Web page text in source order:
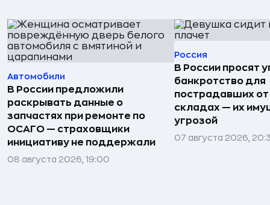
Автомобили
В России предложили
раскрывать данные о
запчастях при ремонте по
ОСАГО — страховщики
инициативу не поддержали
08 августа 2026, 19:00
Россия
В России просят
банкротство для
пострадавших
складах — их
угрозой
07 августа 2026,